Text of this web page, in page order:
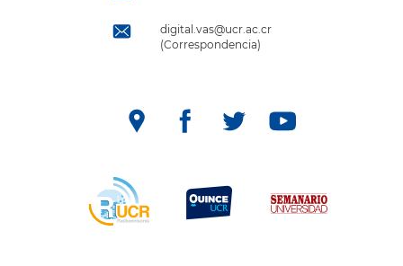
digital.vas@ucr.ac.cr
(Correspondencia)